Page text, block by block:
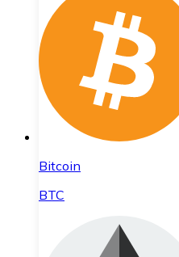
Bitcoin
BTC